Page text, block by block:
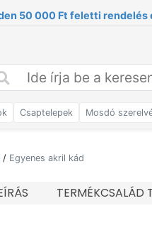
50 000 Ft feletti rendelés
Csaptelepek Mosdó
/ Egyenes akril kád